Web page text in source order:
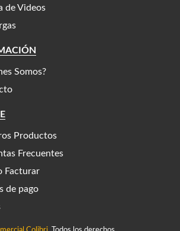
de Videos
Somos?
Productos
Frecuentes
Facturar
de pago